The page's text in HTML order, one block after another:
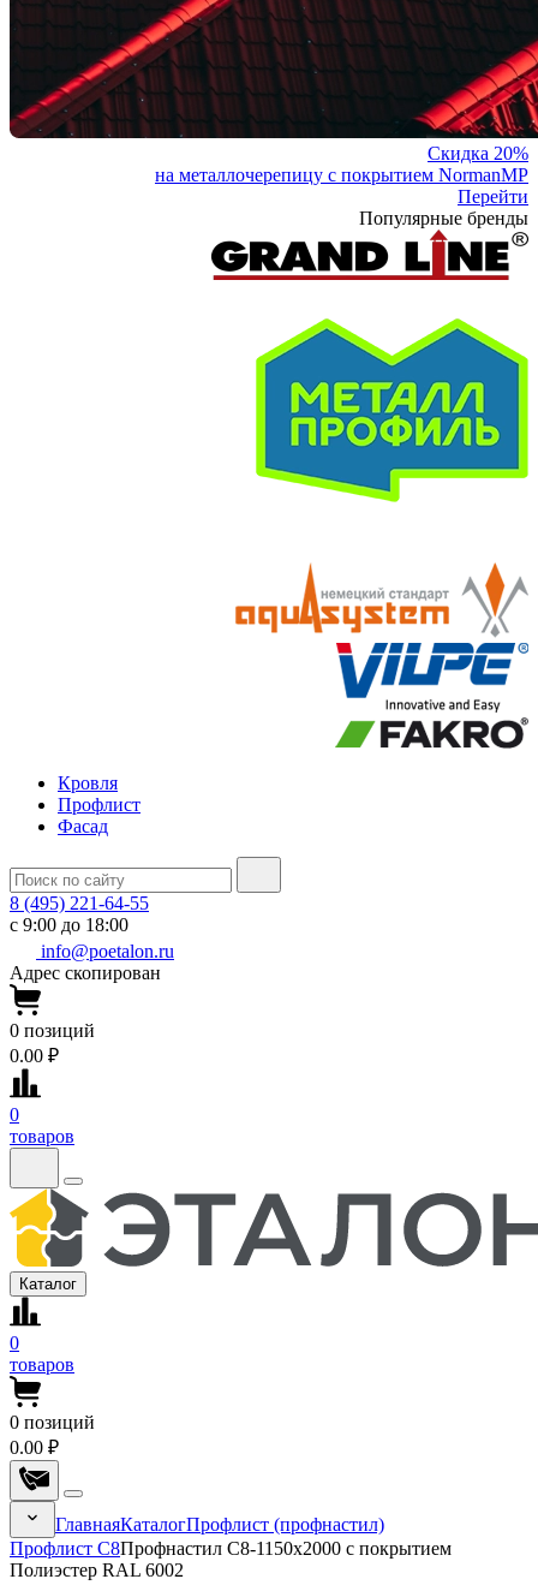
Скидка 20%
на металлочерепицу с покрытием NormanMP
Перейти
Популярные бренды
Кровля
Профлист
Фасад
8 (495) 221-64-55
с 9:00 до 18:00
info@poetalon.ru
Адрес скопирован
0 позиций
0.00 ₽
0
товаров
Каталог
0
товаров
0 позиций
0.00 ₽
ГлавнаяКаталогПрофлист (профнастил)
Профлист С8Профнастил С8-1150x2000 с покрытием
Полиэстер RAL 6002